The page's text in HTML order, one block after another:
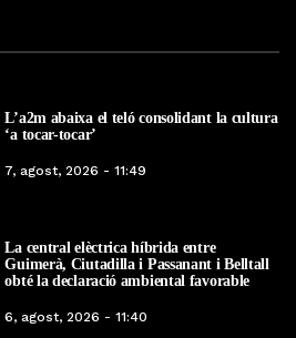
L’a2m abaixa el teló consolidant la cultura
‘a tocar-tocar’
7, agost, 2026 - 11:49
La central elèctrica híbrida entre
Guimerà, Ciutadilla i Passanant i Belltall
obté la declaració ambiental favorable
6, agost, 2026 - 11:40